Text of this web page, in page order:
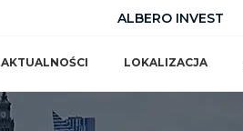
ALBERO INVEST
AKTUALNOŚCI LOKALIZACJA